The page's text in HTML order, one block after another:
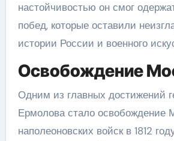
настойчивостью он смог
побед, которые оставили
истории России и военного
Освобождение
Одним из главных достижений
Ермолова стало освобождение
наполеоновских войск в 1812